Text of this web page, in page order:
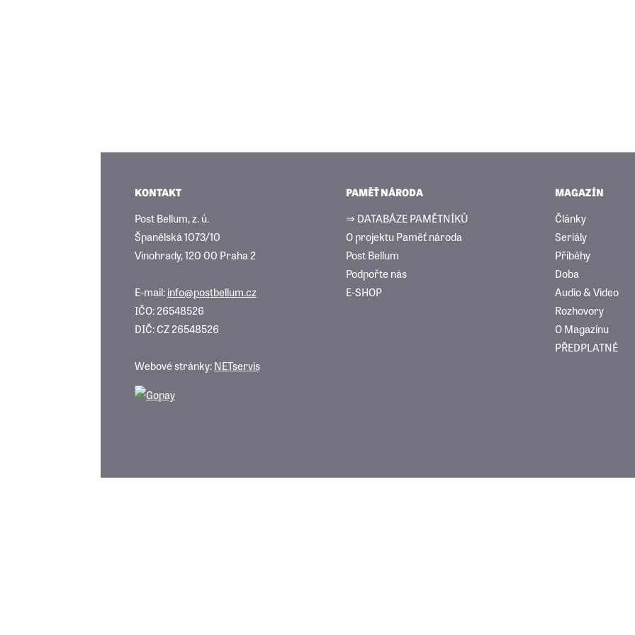
KONTAKT
Post Bellum, z. ú.
Španělská 1073/10
Vinohrady, 120 00 Praha 2
E-mail:info@postbellum.cz
IČO: 26548526
DIČ: CZ 26548526
Webové stránky:NETservis
PAMĚŤ NÁRODA
⇒ DATABÁZE PAMĚTNÍKŮ
O projektu Paměť národa
Post Bellum
Podpořte nás
E-SHOP
MAGAZÍN
Články
Seriály
Příběhy
Doba
Audio & Video
Rozhovory
O Magazínu
PŘEDPLATNÉ